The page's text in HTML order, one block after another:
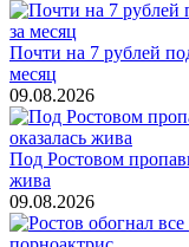
Почти на 7 рублей
месяц
09.08.2026
Под Ростовом
жива
09.08.2026